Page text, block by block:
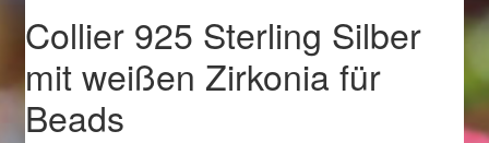
Logout
Ostergeschenke finden für Ostern 2015
Collier 925 Sterling Silber
mit weißen Zirkonia für
Beads